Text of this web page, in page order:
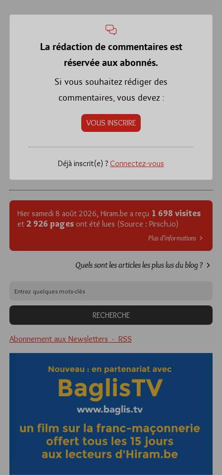
La rédaction de commentaires est
réservée aux abonnés.
Si vous souhaitez rédiger des
commentaires, vous devez :
VOUS INSCRIRE
Déjà inscrit(e) ? Connectez-vous
Hier samedi 8 août 2026, Hiram.be a reçu 1 698 visites
et 2 926 pages ont été lues (Source : Pirsch.io)
Plus d’informations
Quels sont les articles les plus lus du blog ?
Abonnement aux Newsletters - RSS